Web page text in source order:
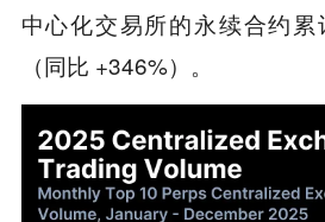
中心化交易所的永续合约
（同比 +346%）。